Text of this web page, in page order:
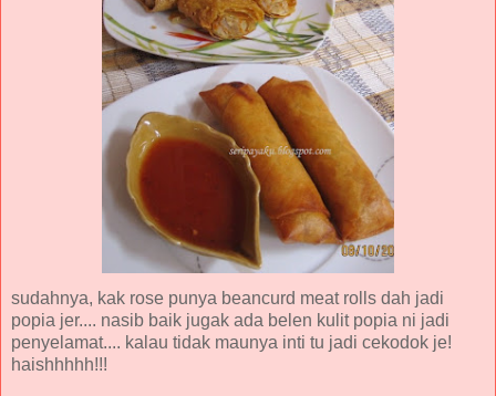
sudahnya, kak rose punya beancurd meat rolls dah jadi
popia jer.... nasib baik jugak ada belen kulit popia ni jadi
penyelamat.... kalau tidak maunya inti tu jadi cekodok je!
haishhhhh!!!